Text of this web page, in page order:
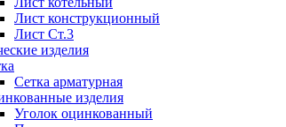
Лист конструкционный
Лист Ст.3
изделия
Сетка арматурная
изделия
Уголок оцинкованный